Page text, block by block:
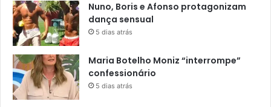
Nuno, Boris e Afonso protagonizam
dança sensual
5 dias atrás
Maria Botelho Moniz “interrompe”
confessionário
5 dias atrás